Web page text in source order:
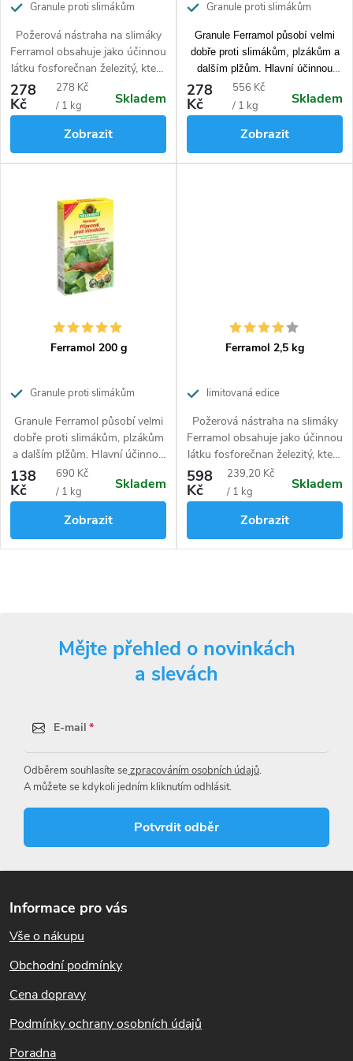
t
ů
Granule proti slimákům
Požerová nástraha na slimáky
Ferramol obsahuje jako účinnou
látku fosforečnan železitý, který
zlikviduje slimáky a plzáky, ale
není nebezpečný pro psy, kočky
a jiné domácí mazlíčky. Odolná
granulovaná forma odolává
dlouhodobě všem vnějším
vlivům. Přípravek je účinný proti
šnekům a dalším plžům.
Snadná aplikace bez další
práce.
278
Kč
Měrná
cena:
278 Kč
/ 1 kg
Skladem
Zobrazit
Granule proti slimákům
Granule Ferramol působí velmi
dobře proti slimákům, plzákům a
dalším plžům. Hlavní účinnou
složkou přípravku je v přírodě
vyskytující se fosforečnan
železitý. Po aplikaci granulí
nemusíte mrtvé škůdce odklízet z
pole a dokonce nepotkáte ani
žádnou slizovou stopu. Ochrana
278
Kč
Měrná
cena:
556 Kč
/ 1 kg
Skladem
Zobrazit
Ferramol 200 g
Granule proti slimákům
Granule Ferramol působí velmi
dobře proti slimákům, plzákům
a dalším plžům. Hlavní účinnou
složkou přípravku je v přírodě
vyskytující se fosforečnan
železitý. Po aplikaci granulí
nemusíte mrtvé škůdce odklízet
z pole a dokonce nepotkáte ani
žádnou slizovou stopu.
138
Kč
Měrná
cena:
690 Kč
/ 1 kg
Skladem
Zobrazit
Ferramol 2,5 kg
limitovaná edice
Požerová nástraha na slimáky
Ferramol obsahuje jako účinnou
látku fosforečnan železitý, který
zlikviduje slimáky a plzáky, ale
není nebezpečný pro psy, kočky
a jiné domácí mazlíčky. Odolná
granulovaná forma odolává
dlouhodobě všem vnějším
vlivům. Přípravek je účinný proti
598
Kč
Měrná
cena:
239,20 Kč
/ 1 kg
Skladem
Zobrazit
r
v
k
y
v
ý
Mějte přehled o novinkách
a slevách
E-mail
Odběrem souhlasíte sezpracováním osobních údajů.
A můžete se kdykoli jedním kliknutím odhlásit.
Potvrdit odběr
Informace pro vás
Vše o nákupu
Obchodní podmínky
Cena dopravy
Podmínky ochrany osobních údajů
Poradna